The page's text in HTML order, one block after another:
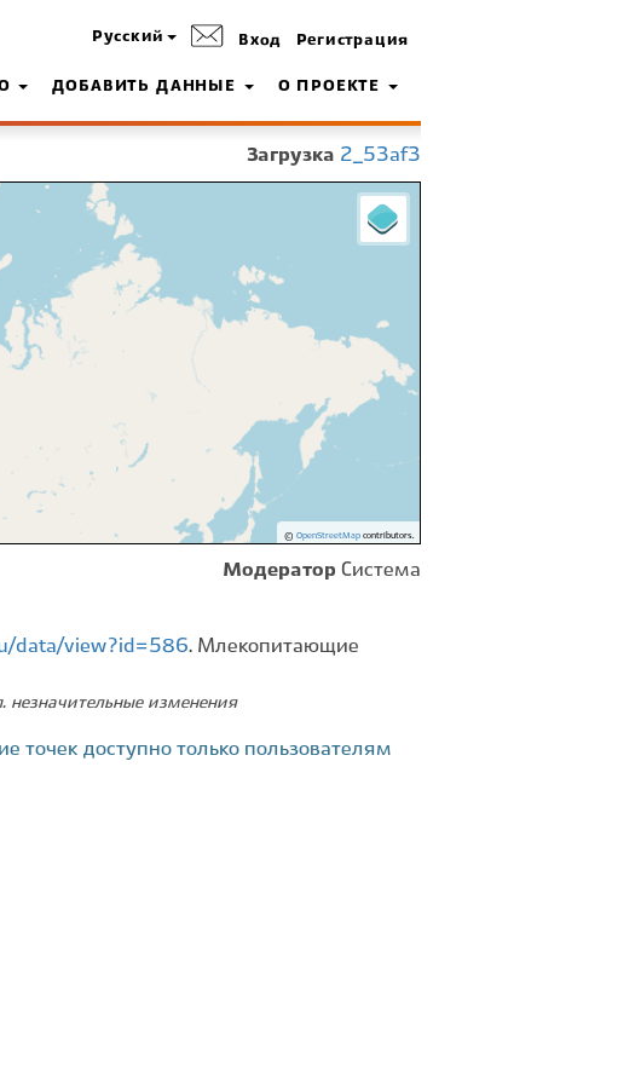
Русский Вход Регистрация
ДОБАВИТЬ ДАННЫЕ О ПРОЕКТЕ
Загрузка 2_53af3
© OpenStreetMapcontributors.
Модератор Система
data/view?id=586. Млекопитающие
незначительные изменения
точек доступно только пользователям